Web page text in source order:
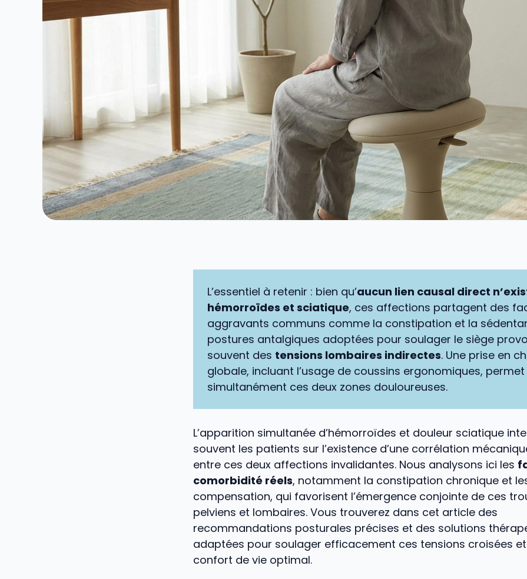
L’essentiel à retenir : bien qu’aucun lien causal direct
hémorroïdes et sciatique, ces affections partagent des
aggravants communs comme la constipation et la
postures antalgiques adoptées pour soulager le siège
souvent des tensions lombaires indirectes. Une prise en
globale, incluant l’usage de coussins ergonomiques, permet
simultanément ces deux zones douloureuses.
L’apparition simultanée d’hémorroïdes et douleur sciatique
souvent les patients sur l’existence d’une corrélation
entre ces deux affections invalidantes. Nous analysons ici les
comorbidité réels, notamment la constipation chronique et
compensation, qui favorisent l’émergence conjointe de ces
pelviens et lombaires. Vous trouverez dans cet article des
recommandations posturales précises et des solutions
adaptées pour soulager efficacement ces tensions croisées
confort de vie optimal.